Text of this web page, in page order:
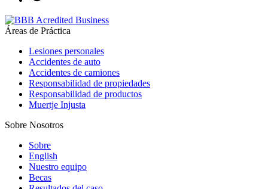
Áreas de Práctica
Lesiones personales
Accidentes de auto
Accidentes de camiones
Responsabilidad de propiedades
Responsabilidad de productos
Muertje Injusta
Sobre Nosotros
Sobre
English
Nuestro equipo
Becas